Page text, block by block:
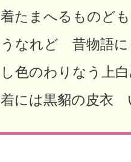
着たまへるものど
うなれど 昔物語
し色のわりなう上
着には黒貂の皮衣